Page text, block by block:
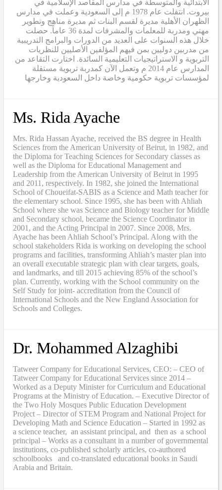
الابتدائية والمتوسطة في مدارس المقاصد الإسلامية في
بيروت. انتقلت عام 1978 م إلى السعودية وعملت في مدارس
الظهران الأهلية مديرة لقسم البنات ثم مديرة مناهج وتطوير
مهني ومدربة للمعلمات والمشرفات لمدة 36 عاماً. حصلت
خلال هذه السنوات على العديد من الدورات والبرامج التدريبية
من مدربين دوليين بمن فيهم المؤلفين الأصليين للنظريات
التربوية و الاستراتيجيات التعليمية السائدة. اختارت التقاعد من
المدارس عام 2014 م وتعمل الآن كمدربة تربوية مستقلة
لمؤسسات تربوية حكومية وخاصة داخل السعودية وخارجها
Ms. Rida Ayache
Mrs. Rida Hassan Ayache, received the BS degree in Health
Sciences from the American University of Beirut, in 1982, and
the Diploma for Teaching Sciences for Secondary classes as
well as the Diploma for Educational Management and
Leadership from the American University of Beirut in 1995
and 2011, respectively. In 1982, she joined the International
School of Choueifat-SABIS as a Science and Math teacher for
the elementary school. Since 1995, she has been with Ahliah
School where she was Science and Biology teacher for Middle
and Secondary school, became the Science Coordinator in
2001, and the Acting Principal in 2007. Since 2008, Mrs.
Ayache has been Ahliah School’s Principal. Along with the
school stakeholders Rida is working on developing the school
programs and facilities, transforming Ahliah’s master plan into
an overall executable strategic plan with clear targets, goals,
and landmarks, and till 2015 achieving 85% of the school’s
plan. Currently, working with the School community on the
Self Study for joint- accreditation from the Council of
International Schools and the New England Association for
Schools and Colleges.
Dr. Mohammed Alzaghibi
Tatweer Company for Educational Services, CEO: – CEO of
Tatweer Company for Educational Services since 2014 –
Worked as a Deputy Minister for Curriculum and Educational
Programs at the Ministry of Education. – Executive Director of
the Two Holy Mosques Public Education Development
Project – Director of STEM Program and National Project for
Developing Math and Science Education – Started in 1992 as
a science teacher, an assistant principal, and then as a school
principal – Works as a consultant in a number of governmental
institutions, co-published scholarly articles, co-authored
schoolbooks and co-translated educational books in Saudi
Arabia and Britain.